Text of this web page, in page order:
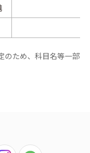
のため、科目名等一部